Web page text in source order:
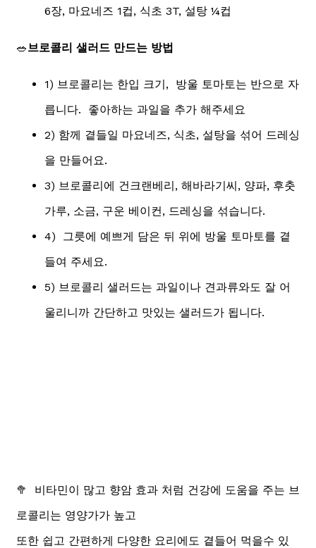
6장, 마요네즈 1컵, 식초 3T, 설탕 ¼컵
🥗브로콜리 샐러드 만드는 방법
1) 브로콜리는 한입 크기, 방울 토마토는 반으로 자
릅니다. 좋아하는 과일을 추가 해주세요
2) 함께 곁들일 마요네즈, 식초, 설탕을 섞어 드레싱
을 만들어요.
3) 브로콜리에 건크랜베리, 해바라기씨, 양파, 후춧
가루, 소금, 구운 베이컨, 드레싱을 섞습니다.
4) 그릇에 예쁘게 담은 뒤 위에 방울 토마토를 곁
들여 주세요.
5) 브로콜리 샐러드는 과일이나 견과류와도 잘 어
울리니까 간단하고 맛있는 샐러드가 됩니다.
🥦 비타민이 많고 향암 효과 처럼 건강에 도움을 주는 브
로콜리는 영양가가 높고
또한 쉽고 간편하게 다양한 요리에도 곁들어 먹을수 있